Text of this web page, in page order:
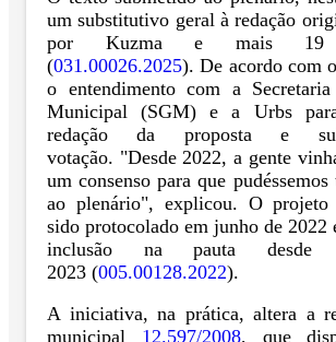
um substitutivo geral à redação
por Kuzma e mais 19
(031.00026.2025). De acordo com
o entendimento com a
Municipal (SGM) e a Urbs
redação da proposta e
votação. "Desde 2022, a gente
um consenso para que
ao plenário", explicou. O
sido protocolado em junho de 2022
inclusão na pauta desde
2023 (005.00128.2022).
A iniciativa, na prática, altera a
municipal 12.597/2008, que